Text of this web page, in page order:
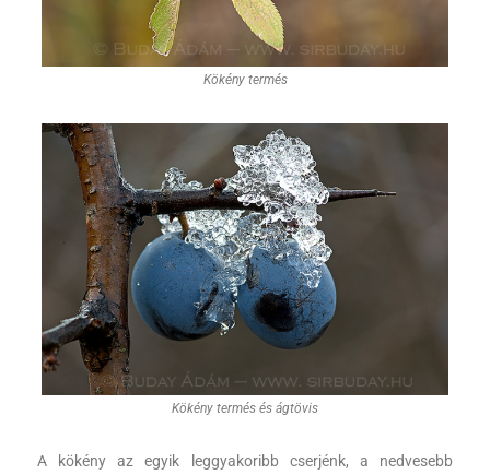
Kökény termés
Kökény termés és ágtövis
A kökény az egyik leggyakoribb cserjénk, a nedvesebb